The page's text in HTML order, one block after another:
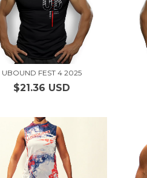
UBOUND FEST 4 2025
$21.36 USD